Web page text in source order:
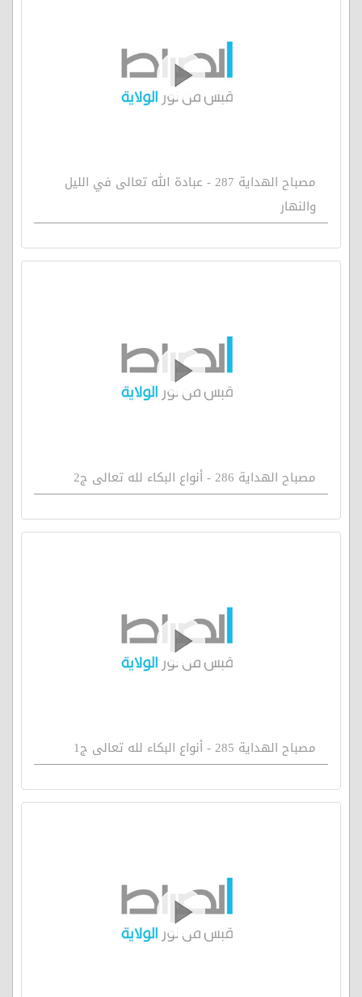
مصباح الهداية 287 - عبادة الله تعالى في الليل
والنهار
مصباح الهداية 286 - أنواع البكاء لله تعالى ج2
مصباح الهداية 285 - أنواع البكاء لله تعالى ج1